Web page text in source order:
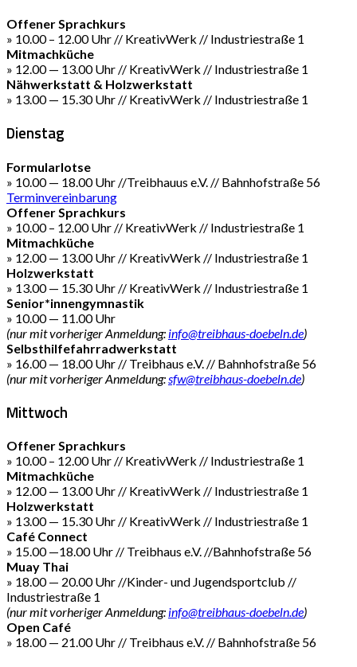
Offener Sprachkurs
» 10.00 – 12.00 Uhr // KreativWerk // Industriestraße 1
Mitmachküche
» 12.00 — 13.00 Uhr // KreativWerk // Industriestraße 1
Nähwerkstatt & Holzwerkstatt
» 13.00 — 15.30 Uhr // KreativWerk // Industriestraße 1
Dienstag
Formularlotse
» 10.00 — 18.00 Uhr //Treibhauus e.V. // Bahnhofstraße 56
Terminvereinbarung
Offener Sprachkurs
» 10.00 – 12.00 Uhr // KreativWerk // Industriestraße 1
Mitmachküche
» 12.00 — 13.00 Uhr // KreativWerk // Industriestraße 1
Holzwerkstatt
» 13.00 — 15.30 Uhr // KreativWerk // Industriestraße 1
Senior*innengymnastik
» 10.00 — 11.00 Uhr
(nur mit vorheriger Anmeldung: info@treibhaus-doebeln.de)
Selbsthilfefahrradwerkstatt
» 16.00 — 18.00 Uhr // Treibhaus e.V. // Bahnhofstraße 56
(nur mit vorheriger Anmeldung:sfw@treibhaus-doebeln.de)
Mittwoch
Offener Sprachkurs
» 10.00 – 12.00 Uhr // KreativWerk // Industriestraße 1
Mitmachküche
» 12.00 — 13.00 Uhr // KreativWerk // Industriestraße 1
Holzwerkstatt
» 13.00 — 15.30 Uhr // KreativWerk // Industriestraße 1
Café Connect
» 15.00 —18.00 Uhr // Treibhaus e.V. //Bahnhofstraße 56
Muay Thai
» 18.00 — 20.00 Uhr //Kinder- und Jugendsportclub //
Industriestraße 1
(nur mit vorheriger Anmeldung: info@treibhaus-doebeln.de)
Open Café
» 18.00 — 21.00 Uhr // Treibhaus e.V. // Bahnhofstraße 56